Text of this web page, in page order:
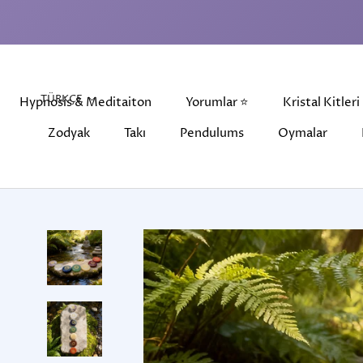
Hypnosis & Meditaiton Yorumlar ⭐ Kristal Kitleri
Zodyak Takı Pendulums Oymalar
Dil
TÜRKÇE